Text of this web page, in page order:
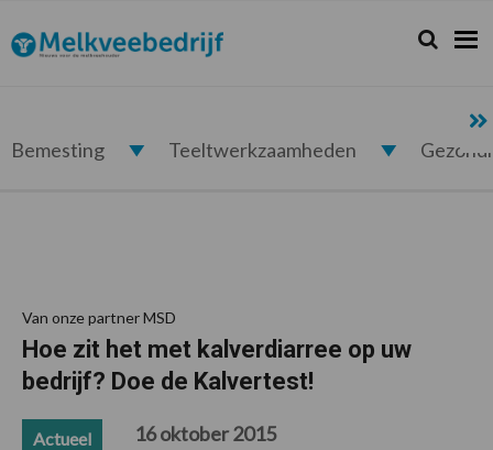
de
hoofdnavigatie
de
hoofd
de
eerste
de
voettekst
Melkveebedrijf.nl Zoeken...
Zoek
Bemesting Teeltwerkzaamheden
Van onze partner MSD
Hoe zit het met kalverdiarree op uw
bedrijf? Doe de Kalvertest!
Actueel 16 oktober 2015